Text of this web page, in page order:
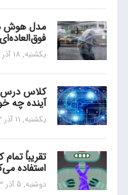
مدل هوش
یکشنبه, 18 آذر 1403, ساعت 9:20
کلاس درس
آینده چه
یکشنبه, 11 آذر 1403, ساعت 19:48
استفاده
دوشنبه, 5 آذر 1403, ساعت 20:29